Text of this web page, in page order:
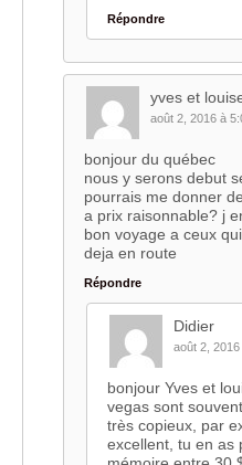
Répondre
yves et
août 2, 2016 à
bonjour du québec
nous y serons debut
pourrais me donner
a prix raisonnable? j
bon voyage a ceux
deja en route
Répondre
Didier
août 2,
bonjour Yves et
vegas sont
très copieux, par
excellent, tu en as